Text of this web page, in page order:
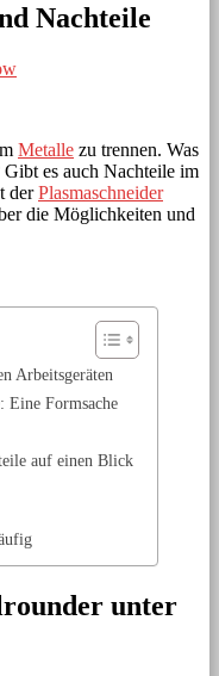
Nachteile
Metalle zu trennen. Was
Gibt es auch Nachteile im
derPlasmaschneider
die Möglichkeiten und
Arbeitsgeräten
Eine Formsache
auf einen Blick
unter